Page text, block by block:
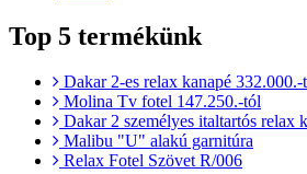
Top 5 termékünk
Dakar 2-es relax kanapé 332.000.-
Molina Tv fotel 147.250.-tól
Dakar 2 személyes italtartós relax
Malibu "U" alakú garnitúra
Relax Fotel Szövet R/006